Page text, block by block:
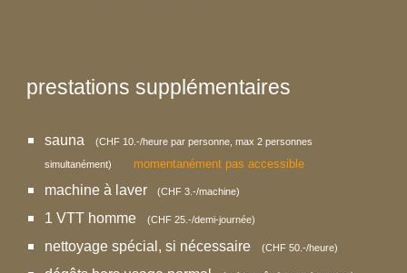
prestations supplémentaires
sauna(CHF 10.-/heure par personne, max 2 personnes
simultanément) momentanément pas accessible
machine à laver (CHF 3.-/machine)
1VTT homme(CHF 25.-/demi-journée)
nettoyage spécial, si nécessaire(CHF 50.-/heure)